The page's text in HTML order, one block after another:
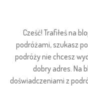
Cześć! Trafiłeś na
podróżami, szukasz
podróży nie chcesz
dobry adres. Na
doświadczeniami z